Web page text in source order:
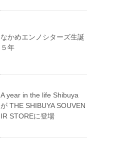
なかめエンノシターズ生誕
５年
A year in the life Shibuya
が THE SHIBUYA SOUVEN
IR STOREに登場